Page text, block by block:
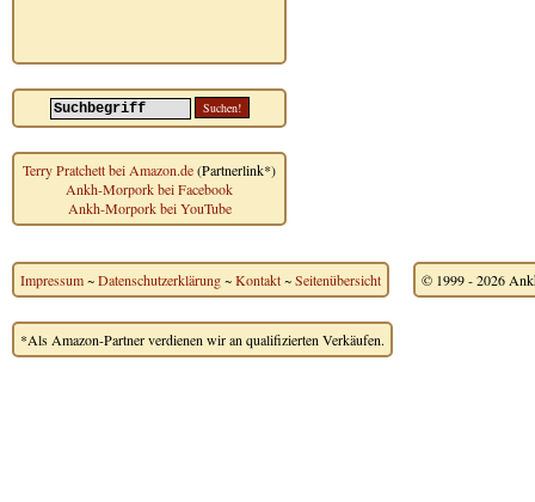
Terry Pratchett bei Amazon.de(Partnerlink*)
Ankh-Morpork bei Facebook
Ankh-Morpork bei YouTube
Impressum~Datenschutzerklärung~Kontakt~Seitenübersicht © 1999 - 2026
*Als Amazon-Partner verdienen wir an qualifizierten Verkäufen.